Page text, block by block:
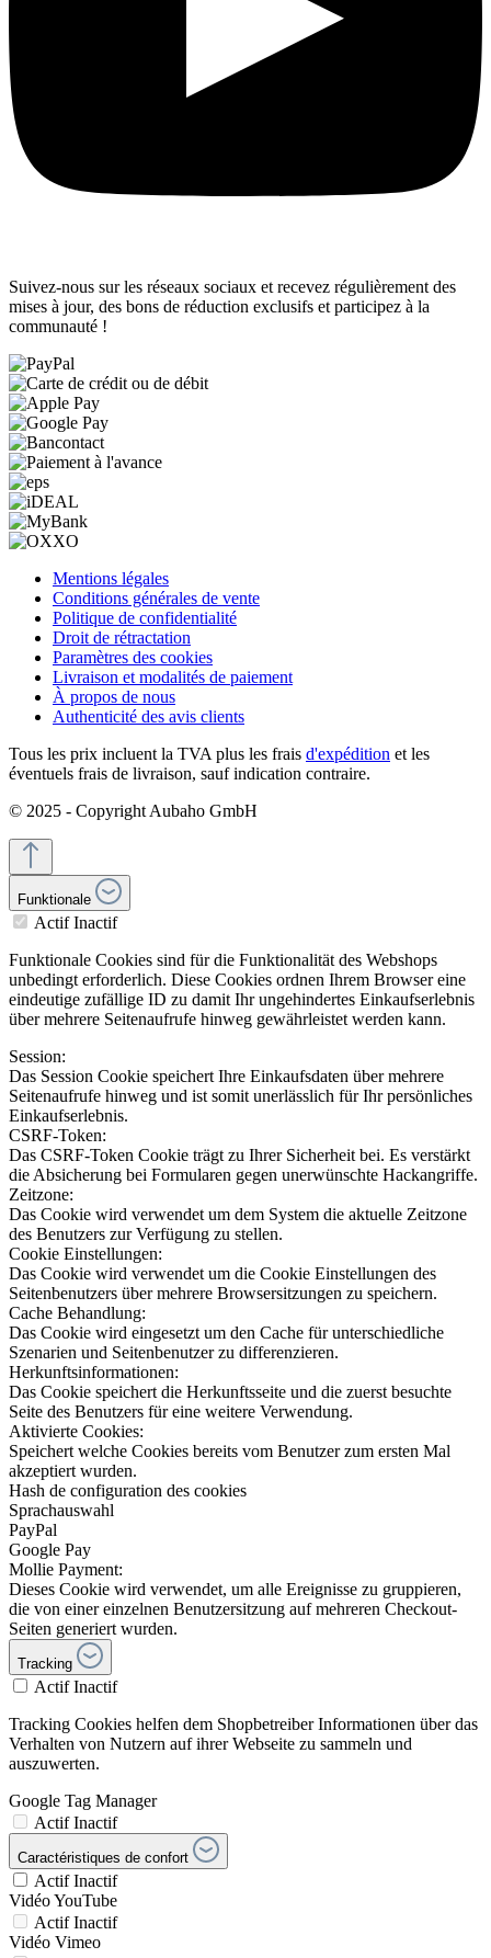
Suivez-nous sur les réseaux sociaux et recevez régulièrement des
mises à jour, des bons de réduction exclusifs et participez à la
communauté !
Mentions légales
Conditions générales de vente
Politique de confidentialité
Droit de rétractation
Paramètres des cookies
Livraison et modalités de paiement
À propos de nous
Authenticité des avis clients
Tous les prix incluent la TVA plus les frais d'expédition et les
éventuels frais de livraison, sauf indication contraire.
© 2025 - Copyright Aubaho GmbH
Funktionale
Actif Inactif
Funktionale Cookies sind für die Funktionalität des Webshops
unbedingt erforderlich. Diese Cookies ordnen Ihrem Browser eine
eindeutige zufällige ID zu damit Ihr ungehindertes Einkaufserlebnis
über mehrere Seitenaufrufe hinweg gewährleistet werden kann.
Session:
Das Session Cookie speichert Ihre Einkaufsdaten über mehrere
Seitenaufrufe hinweg und ist somit unerlässlich für Ihr persönliches
Einkaufserlebnis.
CSRF-Token:
Das CSRF-Token Cookie trägt zu Ihrer Sicherheit bei. Es verstärkt
die Absicherung bei Formularen gegen unerwünschte Hackangriffe.
Zeitzone:
Das Cookie wird verwendet um dem System die aktuelle Zeitzone
des Benutzers zur Verfügung zu stellen.
Cookie Einstellungen:
Das Cookie wird verwendet um die Cookie Einstellungen des
Seitenbenutzers über mehrere Browsersitzungen zu speichern.
Cache Behandlung:
Das Cookie wird eingesetzt um den Cache für unterschiedliche
Szenarien und Seitenbenutzer zu differenzieren.
Herkunftsinformationen:
Das Cookie speichert die Herkunftsseite und die zuerst besuchte
Seite des Benutzers für eine weitere Verwendung.
Aktivierte Cookies:
Speichert welche Cookies bereits vom Benutzer zum ersten Mal
akzeptiert wurden.
Hash de configuration des cookies
Sprachauswahl
PayPal
Google Pay
Mollie Payment:
Dieses Cookie wird verwendet, um alle Ereignisse zu gruppieren,
die von einer einzelnen Benutzersitzung auf mehreren Checkout-
Seiten generiert wurden.
Tracking
Actif Inactif
Tracking Cookies helfen dem Shopbetreiber Informationen über das
Verhalten von Nutzern auf ihrer Webseite zu sammeln und
auszuwerten.
Google Tag Manager
Actif Inactif
Caractéristiques de confort
Actif Inactif
Vidéo YouTube
Actif Inactif
Vidéo Vimeo